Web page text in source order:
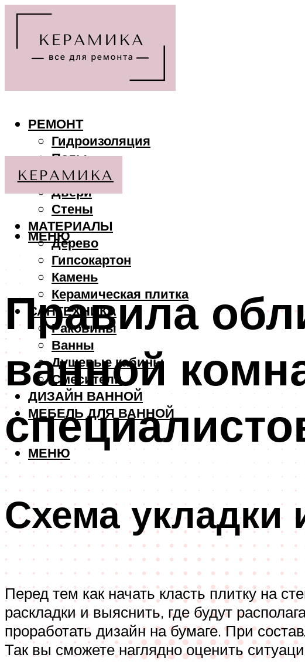
РЕМОНТ
Гидроизоляция
Полы
Потолки
Двери
Стены
МАТЕРИАЛЫ
Дерево
Гипсокартон
Камень
Керамическая плитка
САНТЕХНИКА
Раковины
Ванны
Душевые кабины
Смесители
ДИЗАЙН ВАННОЙ
МЕБЕЛЬ ДЛЯ ВАННОЙ
МЕНЮ
МЕНЮ
Правила
ванной
Схема укладки
Перед тем как начать класть плитку на
раскладки и выяснить, где будут
проработать дизайн на бумаге. При
Так вы сможете наглядно оценить